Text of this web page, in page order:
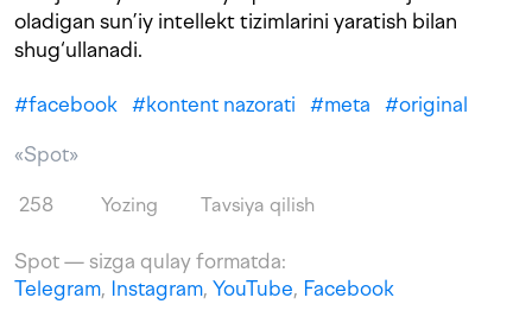
oladigan sun’iy intellekt tizimlarini yaratish bilan
shug‘ullanadi.
#facebook #kontent nazorati #meta #original
«Spot»
258 Yozing Tavsiya qilish
Spot — sizga qulay formatda:
Telegram, Instagram, YouTube, Facebook